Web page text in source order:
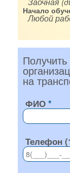
Начало
Любой
на
ФИО
Телефон